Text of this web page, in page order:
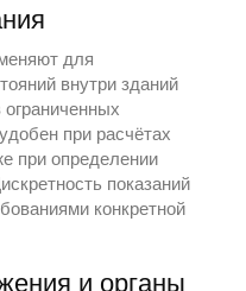
для
внутри зданий
при расчётах
при определении
показаний
конкретной
и органы